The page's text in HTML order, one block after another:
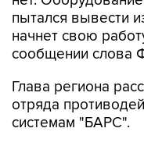
пытался вывести
начнет свою
сообщении слова
Глава региона
отряда
системам "БАРС".